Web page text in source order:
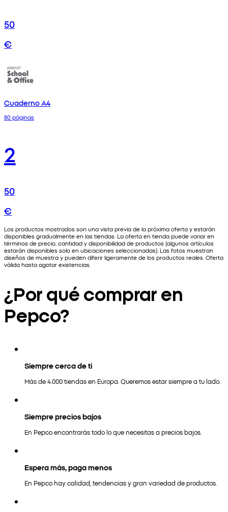
50
€
Cuaderno A4
80 páginas
2
50
€
Los productos mostrados son una vista previa de la próxima oferta y estarán
disponibles gradualmente en las tiendas. La oferta en tienda puede variar en
términos de precio, cantidad y disponibilidad de productos (algunos artículos
estarán disponibles solo en ubicaciones seleccionadas). Las fotos muestran
diseños de muestra y pueden diferir ligeramente de los productos reales. Oferta
válida hasta agotar existencias.
¿Por qué comprar en
Pepco?
Siempre cerca de ti
Más de 4.000 tiendas en Europa. Queremos estar siempre a tu lado.
Siempre precios bajos
En Pepco encontrarás todo lo que necesitas a precios bajos.
Espera más, paga menos
En Pepco hay calidad, tendencias y gran variedad de productos.